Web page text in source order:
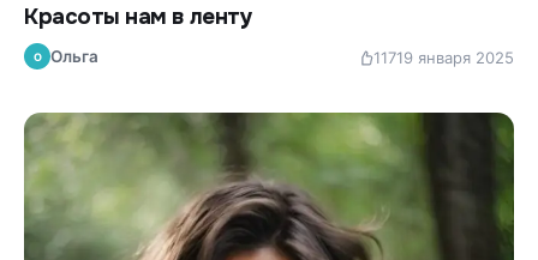
Красоты нам в ленту
О Ольга 11719 января 2025